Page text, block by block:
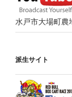
水戸市大場町農
派生サイト